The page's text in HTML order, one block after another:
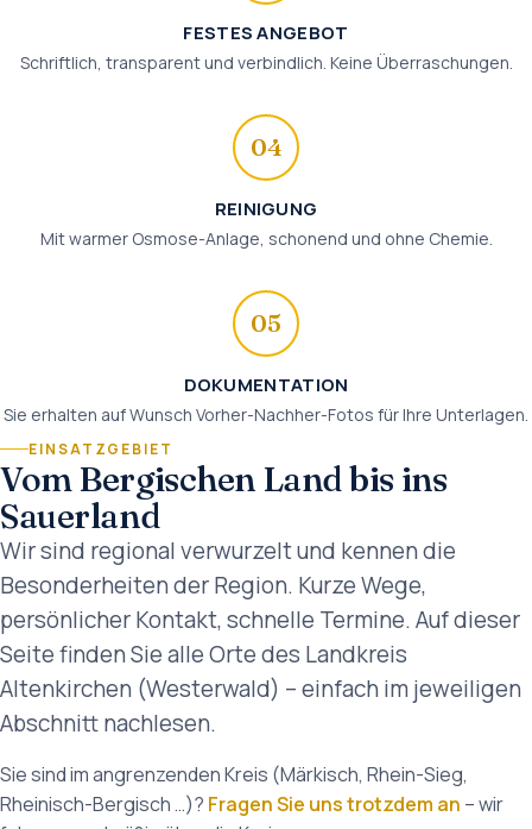
FESTES ANGEBOT
Schriftlich, transparent und verbindlich. Keine Überraschungen.
04
REINIGUNG
Mit warmer Osmose-Anlage, schonend und ohne Chemie.
05
DOKUMENTATION
Sie erhalten auf Wunsch Vorher-Nachher-Fotos für Ihre Unterlagen.
EINSATZGEBIET
Vom Bergischen Land bis ins
Sauerland
Wir sind regional verwurzelt und kennen die
Besonderheiten der Region. Kurze Wege,
persönlicher Kontakt, schnelle Termine. Auf dieser
Seite finden Sie alle Orte des Landkreis
Altenkirchen (Westerwald) – einfach im jeweiligen
Abschnitt nachlesen.
Sie sind im angrenzenden Kreis (Märkisch, Rhein-Sieg,
Rheinisch-Bergisch …)? Fragen Sie uns trotzdem an – wir